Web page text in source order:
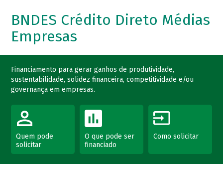
BNDES Crédito Direto Médias
Empresas
Financiamento para gerar ganhos de produtividade,
sustentabilidade, solidez financeira, competitividade e/ou
governança em empresas.
Quem pode
solicitar
O que pode ser
financiado
Como solicitar